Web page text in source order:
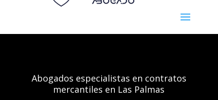
Abogados especialistas en contratos
mercantiles en Las Palmas